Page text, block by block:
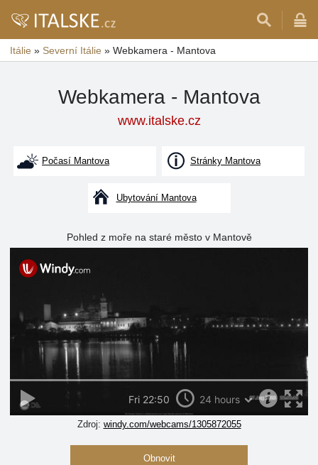
Itálie » Severní Itálie » Webkamera - Mantova
Webkamera - Mantova
www.italske.cz
Počasí Mantova Stránky Mantova
Ubytování Mantova
Pohled z moře na staré město v Mantově
Zdroj: windy.com/webcams/1305872055
Obnovit